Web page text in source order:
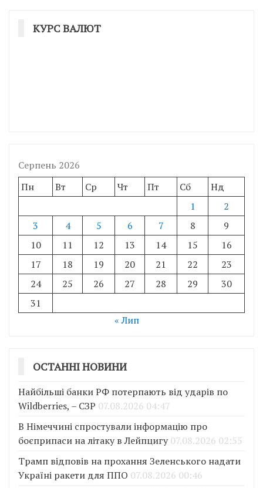
КУРС ВАЛЮТ
Серпень 2026
Пн
Вт Ср Чт Пт Сб
Нд
1
2
3
4 5 6 7 8
9
10
11 12 13 14 15
16
17
18 19 20 21 22
23
24
25 26 27 28 29
30
31
« Лип
ОСТАННІ НОВИНИ
Найбільші банки РФ потерпають від ударів по
Wildberries, – СЗР 07.08.2026 04:47
В Німеччині спростували інформацію про
боєприпаси на літаку в Лейпцигу 07.08.2026 02:55
Трамп відповів на прохання Зеленського надати
Україні ракети для ППО 07.08.2026 00:46